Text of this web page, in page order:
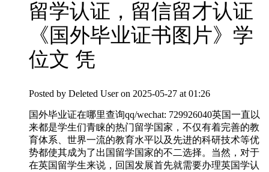
留学认证，留信留才认证
《国外毕业证书图片》学
位文 凭
Posted by Deleted User on 2025-05-27 at 01:26
国外毕业证在哪里查询qq/wechat: 729926040英国一直以
来都是学生们青睐的热门留学国家，不仅有着完善的教
育体系、世界一流的教育水平以及先进的科研技术等优
势都使其成为了出国留学国家的不二选择。当然，对于
在英国留学生来说，回国发展首先就需要办理英国学认